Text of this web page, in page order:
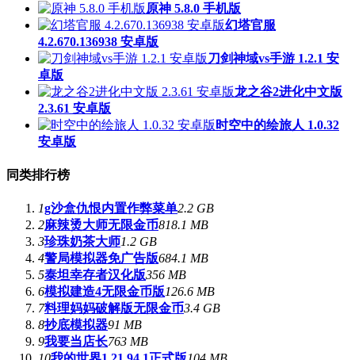
原神 5.8.0 手机版
幻塔官服
4.2.670.136938 安卓版
刀剑神域vs手游 1.2.1 安
卓版
龙之谷2进化中文版
2.3.61 安卓版
时空中的绘旅人 1.0.32
安卓版
同类排行榜
1g沙盒仇恨内置作弊菜单2.2 GB
2麻辣烫大师无限金币818.1 MB
3珍珠奶茶大师1.2 GB
4警局模拟器免广告版684.1 MB
5泰坦幸存者汉化版356 MB
6模拟建造4无限金币版126.6 MB
7料理妈妈破解版无限金币3.4 GB
8抄底模拟器91 MB
9我要当店长763 MB